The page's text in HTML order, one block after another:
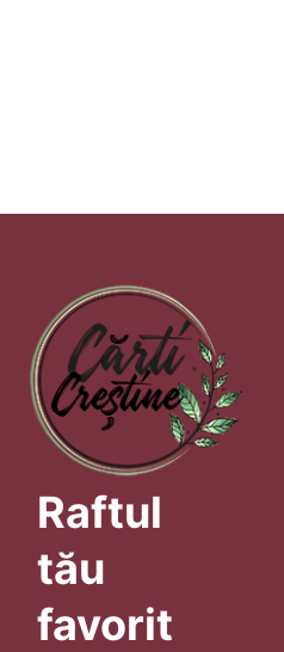
Raftul
tău
favorit